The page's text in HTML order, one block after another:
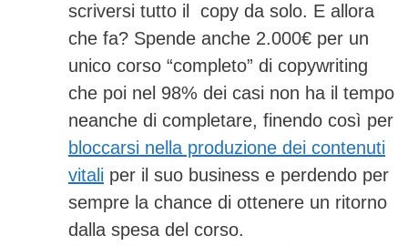
scriversi tutto il copy da solo. E allora
che fa? Spende anche 2.000€ per un
unico corso “completo” di copywriting
che poi nel 98% dei casi non ha il tempo
neanche di completare, finendo così per
bloccarsi nella produzione dei contenuti
vitali per il suo business e perdendo per
sempre la chance di ottenere un ritorno
dalla spesa del corso.